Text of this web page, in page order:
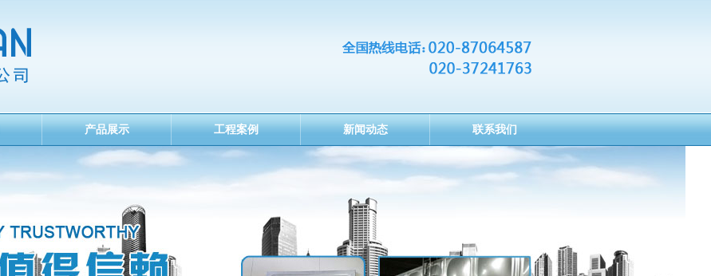
产品展示 工程案例 新闻动态 联系我们